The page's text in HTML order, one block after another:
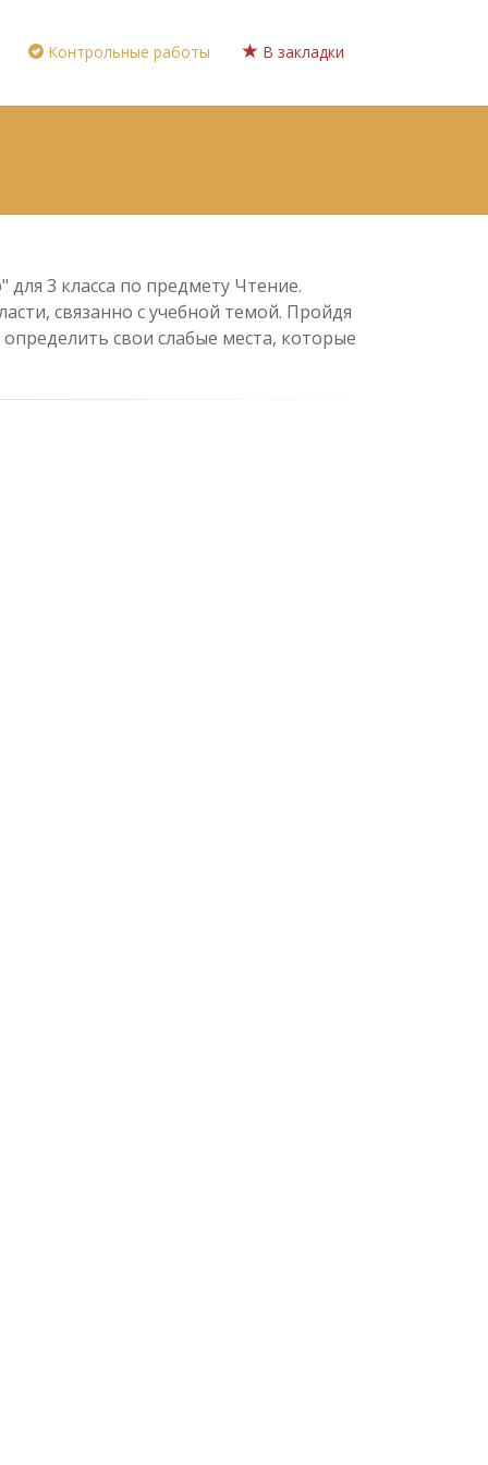
Контрольные работы В закладки
3 класса по предмету Чтение.
связанно с учебной темой. Пройдя
свои слабые места, которые